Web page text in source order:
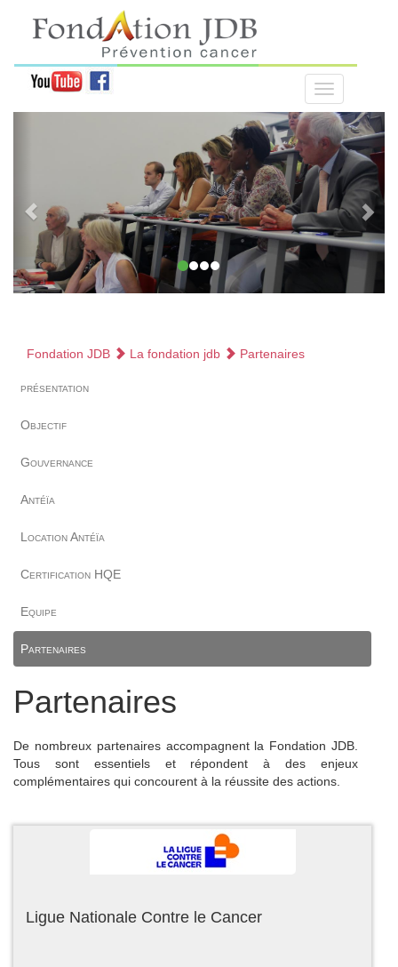
Fondation JDB La fondation jdb Partenaires
présentation
Objectif
Gouvernance
Antéïa
Location Antéïa
Certification HQE
Equipe
Partenaires
Partenaires
De nombreux partenaires accompagnent la Fondation JDB.
Tous sont essentiels et répondent à des enjeux
complémentaires qui concourent à la réussite des actions.
Ligue Nationale Contre le Cancer